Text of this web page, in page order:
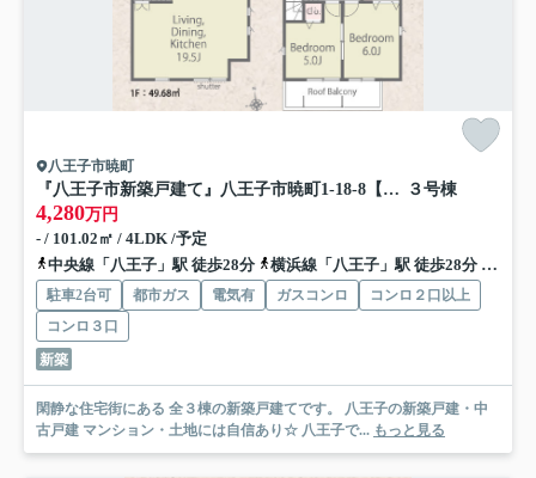
八王子市暁町
『八王子市新築戸建て』八王子市暁町1-18-8【仲介手数料無料】 ０１期 ３号棟
4,280万円
- / 101.02㎡ / 4LDK /予定
中央線「八王子」駅 徒歩28分
横浜線「八王子」駅 徒歩28分 京王
駐車2台可 都市ガス 電気有 ガスコンロ
コンロ２口以上
コンロ３口
新築
閑静な住宅街にある 全３棟の新築戸建てです。 八王子の新築戸建・中
古戸建 マンション・土地には自信あり☆ 八王子で... もっと見る